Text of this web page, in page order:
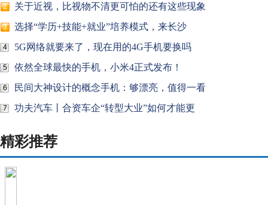
2 关于近视，比视物不清更可怕的还有这些现象
3 选择“学历+技能+就业”培养模式，来长沙
4 5G网络就要来了，现在用的4G手机要换吗
5 依然全球最快的手机，小米4正式发布！
6 民间大神设计的概念手机：够漂亮，值得一看
7 功夫汽车丨合资车企“转型大业”如何才能更
精彩推荐